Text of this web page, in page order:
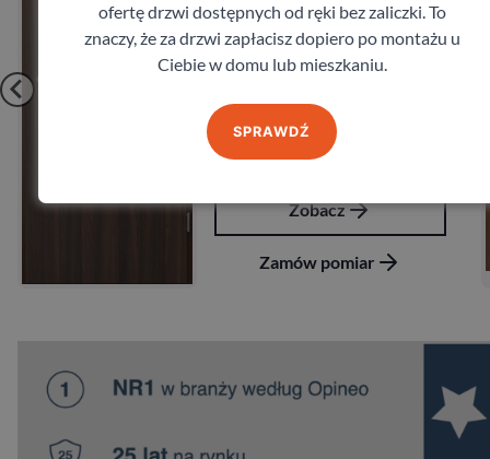
Zobacz
Zamów pomiar
ofertę drzwi dostępnych od ręki bez zaliczki. To
znaczy, że za drzwi zapłacisz dopiero po montażu u
Ciebie w domu lub mieszkaniu.
SPRAWDŹ